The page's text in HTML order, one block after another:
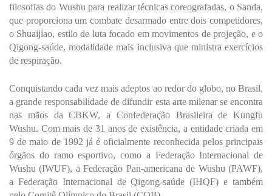
filosofias do Wushu para realizar técnicas coreografadas, o Sanda,
que proporciona um combate desarmado entre dois competidores,
o Shuaijiao, estilo de luta focado em movimentos de projeção, e o
Qigong-saúde, modalidade mais inclusiva que ministra exercícios
de respiração.
Conquistando cada vez mais adeptos ao redor do globo, no Brasil,
a grande responsabilidade de difundir esta arte milenar se encontra
nas mãos da CBKW, a Confederação Brasileira de Kungfu
Wushu. Com mais de 31 anos de existência, a entidade criada em
9 de maio de 1992 já é oficialmente reconhecida pelos principais
órgãos do ramo esportivo, como a Federação Internacional de
Wushu (IWUF), a Federação Pan-americana de Wushu (PAWF),
a Federação Internacional de Qigong-saúde (IHQF) e também